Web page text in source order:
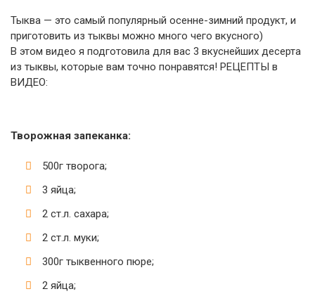
Тыква — это самый популярный осенне-зимний продукт, и
приготовить из тыквы можно много чего вкусного)
В этом видео я подготовила для вас 3 вкуснейших десерта
из тыквы, которые вам точно понравятся! РЕЦЕПТЫ в
ВИДЕО:
Творожная запеканка:
500г творога;
3 яйца;
2 ст.л. сахара;
2 ст.л. муки;
300г тыквенного пюре;
2 яйца;